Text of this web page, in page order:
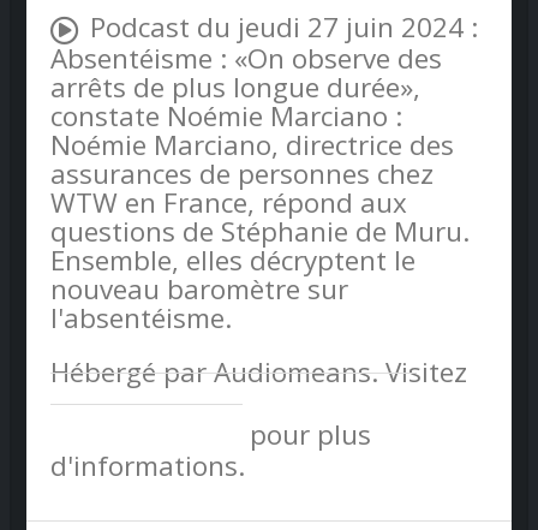
Podcast du jeudi 27 juin 2024 :
Absentéisme : «On observe des
arrêts de plus longue durée»,
constate Noémie Marciano :
Noémie Marciano, directrice des
assurances de personnes chez
WTW en France, répond aux
questions de Stéphanie de Muru.
Ensemble, elles décryptent le
nouveau baromètre sur
l'absentéisme.
Hébergé par Audiomeans. Visitez
audiomeans.fr/politique-de-
pour plus
d'informations.